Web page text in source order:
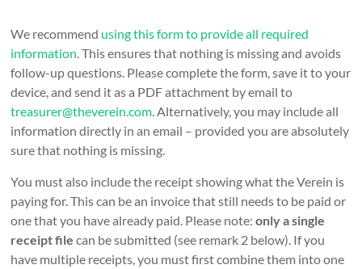
We recommend using this form to provide all required
information. This ensures that nothing is missing and avoids
follow-up questions. Please complete the form, save it to your
device, and send it as a PDF attachment by email to
treasurer@theverein.com. Alternatively, you may include all
information directly in an email – provided you are absolutely
sure that nothing is missing.
You must also include the receipt showing what the Verein is
paying for. This can be an invoice that still needs to be paid or
one that you have already paid. Please note:only a single
receipt file can be submitted (see remark 2 below). If you
have multiple receipts, you must first combine them into one